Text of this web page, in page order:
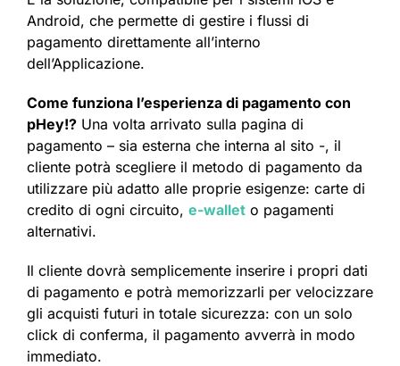
Android, che permette di gestire i flussi di
pagamento direttamente all’interno
dell’Applicazione.
Come funziona l’esperienza di pagamento con
pHey!? Una volta arrivato sulla pagina di
pagamento – sia esterna che interna al sito -, il
cliente potrà scegliere il metodo di pagamento da
utilizzare più adatto alle proprie esigenze: carte di
credito di ogni circuito, e-wallet o pagamenti
alternativi.
Il cliente dovrà semplicemente inserire i propri dati
di pagamento e potrà memorizzarli per velocizzare
gli acquisti futuri in totale sicurezza: con un solo
click di conferma, il pagamento avverrà in modo
immediato.